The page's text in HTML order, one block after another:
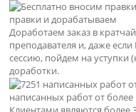
правки и дорабатываем
Доработаем заказ в
преподавателя и, даже
сессию, пойдем на уступки
доработки.
написанных работ от